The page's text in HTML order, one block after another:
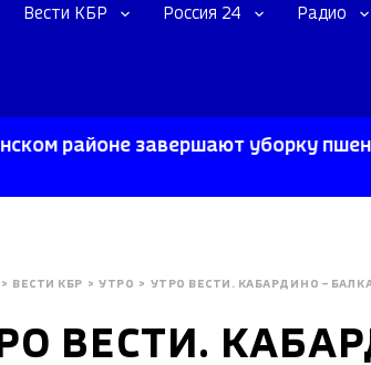
Вести КБР Россия 24 Радио
завершают уборку пшеницы
> ВЕСТИ КБР > УТРО > УТРО ВЕСТИ. КАБАРДИНО –
ВЕСТИ.